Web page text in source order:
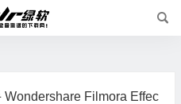
Wondershare Filmora Effec